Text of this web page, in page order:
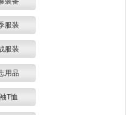
服装
服装
用品
T恤